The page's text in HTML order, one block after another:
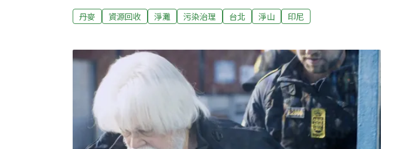
心》記者整理，從發仔的第一人稱視角撰寫，帶領讀者一同探討人類行為
與山林、海灘環境的關係。香港的「名牌」、台北的靴子、峇里島的塑膠
上，公路旁較容易撿到寶特瓶、煙蒂或各種垃圾。有時會想，會不會是司
機隨手扔出去的？健行的第一個小時，已撿了一整袋垃圾。最常見是「小
白花」（用過的衛生紙）和飲品容器，有個台啤鋁罐還很有歷史感。可能
早前下過雨，舊垃圾被雨水沖刷出來。最誇張的是在風櫃嘴登山口附近撿
到一隻完整的靴子——為什麼健行會遺下靴子？我看不懂！有機會我也想
看看台灣郊區、農村的垃圾。在
丹麥 資源回收 淨灘 污染治理 台北 淨山 印尼